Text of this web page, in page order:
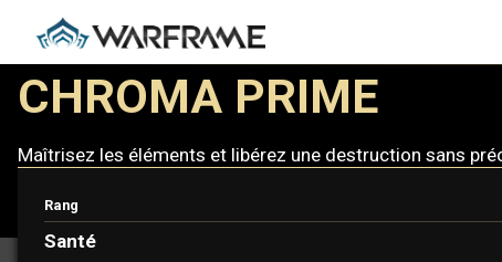
CHROMA PRIME
Maîtrisez les éléments et libérez une destruction sans
Rang
Santé